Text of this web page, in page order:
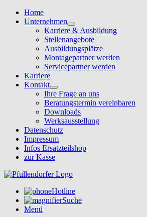
Home
Unternehmen
Karriere & Ausbildung
Stellenangebote
Ausbildungsplätze
Montagepartner werden
Servicepartner werden
Karriere
Kontakt
Ihre Frage an uns
Beratungstermin vereinbaren
Downloads
Werksausstellung
Datenschutz
Impressum
Infos Ersatzteilshop
zur Kasse
Hotline
Suche
Menü